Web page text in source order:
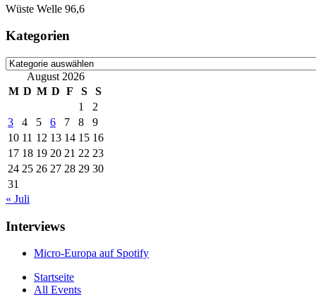
Wüste Welle 96,6
Kategorien
Kategorien
August 2026
M D M D F S
S
1
2
3
4 5 6 7 8
9
10 11 12 13 14 15 16
17 18 19 20 21 22 23
24 25 26 27 28 29 30
31
« Juli
Interviews
Micro-Europa auf Spotify
Startseite
All Events